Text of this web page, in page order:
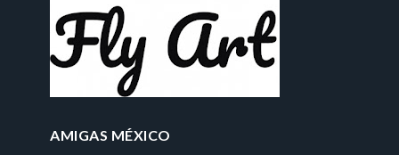
AMIGAS MÉXICO